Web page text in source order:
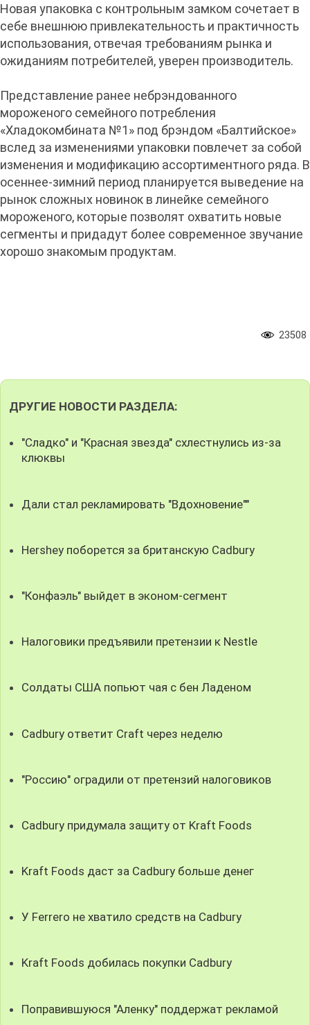
Новая упаковка с контрольным замком сочетает в
себе внешнюю привлекательность и практичность
использования, отвечая требованиям рынка и
ожиданиям потребителей, уверен производитель.
Представление ранее небрэндованного
мороженого семейного потребления
«Хладокомбината №1» под брэндом «Балтийское»
вслед за изменениями упаковки повлечет за собой
изменения и модификацию ассортиментного ряда. В
осеннее-зимний период планируется выведение на
рынок сложных новинок в линейке семейного
мороженого, которые позволят охватить новые
сегменты и придадут более современное звучание
хорошо знакомым продуктам.
23508
ДРУГИЕ НОВОСТИ РАЗДЕЛА:
"Сладко" и "Красная звезда" схлестнулись из-за
клюквы
Дали стал рекламировать "Вдохновение""
Hershey поборется за британскую Cadbury
"Конфаэль" выйдет в эконом-сегмент
Налоговики предъявили претензии к Nestle
Солдаты США попьют чая с бен Ладеном
Cadbury ответит Craft через неделю
"Россию" оградили от претензий налоговиков
Cadbury придумала защиту от Kraft Foods
Kraft Foods даст за Cadbury больше денег
У Ferrero не хватило средств на Cadbury
Kraft Foods добилась покупки Cadbury
Поправившуюся "Аленку" поддержат рекламой